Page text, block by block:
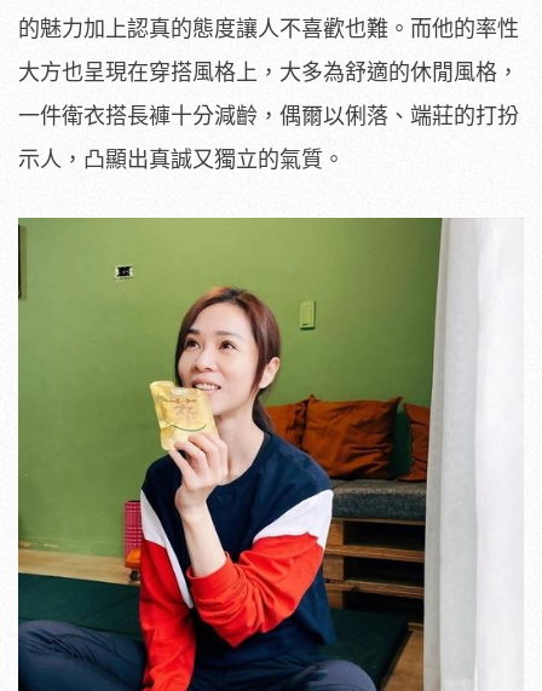
的魅力加上認真的態度讓人不喜歡也難。而他的率性
大方也呈現在穿搭風格上，大多為舒適的休閒風格，
一件衛衣搭長褲十分減齡，偶爾以俐落、端莊的打扮
示人，凸顯出真誠又獨立的氣質。